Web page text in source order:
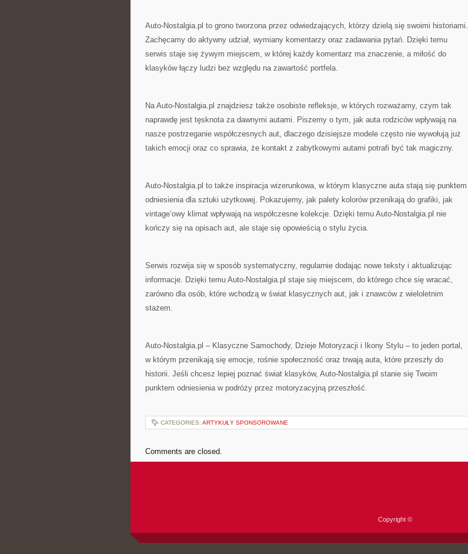
Auto-Nostalgia.pl to grono tworzona przez odwiedzających, którzy dzielą się swoimi historiami.
Zachęcamy do aktywny udział, wymiany komentarzy oraz zadawania pytań. Dzięki temu
serwis staje się żywym miejscem, w której każdy komentarz ma znaczenie, a miłość do
klasyków łączy ludzi bez względu na zawartość portfela.
Na Auto-Nostalgia.pl znajdziesz także osobiste refleksje, w których rozważamy, czym tak
naprawdę jest tęsknota za dawnymi autami. Piszemy o tym, jak auta rodziców wpływają na
nasze postrzeganie współczesnych aut, dlaczego dzisiejsze modele często nie wywołują już
takich emocji oraz co sprawia, że kontakt z zabytkowymi autami potrafi być tak magiczny.
Auto-Nostalgia.pl to także inspiracja wizerunkowa, w którym klasyczne auta stają się punktem
odniesienia dla sztuki użytkowej. Pokazujemy, jak palety kolorów przenikają do grafiki, jak
vintage’owy klimat wpływają na współczesne kolekcje. Dzięki temu Auto-Nostalgia.pl nie
kończy się na opisach aut, ale staje się opowieścią o stylu życia.
Serwis rozwija się w sposób systematyczny, regularnie dodając nowe teksty i aktualizując
informacje. Dzięki temu Auto-Nostalgia.pl staje się miejscem, do którego chce się wracać,
zarówno dla osób, które wchodzą w świat klasycznych aut, jak i znawców z wieloletnim
stażem.
Auto-Nostalgia.pl – Klasyczne Samochody, Dzieje Motoryzacji i Ikony Stylu – to jeden portal,
w którym przenikają się emocje, rośnie społeczność oraz trwają auta, które przeszły do
historii. Jeśli chcesz lepiej poznać świat klasyków, Auto-Nostalgia.pl stanie się Twoim
punktem odniesienia w podróży przez motoryzacyjną przeszłość.
CATEGORIES: ARTYKUŁY SPONSOROWANE
Comments are closed.
Copyright ©